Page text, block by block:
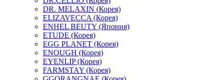
DR. MELAXIN (Корея)
ELIZAVECCA (Корея)
ENHEL BEUTY (Япония)
ETUDE (Корея)
EGG PLANET (Корея)
ENOUGH (Корея)
EYENLIP (Корея)
FARMSTAY (Корея)